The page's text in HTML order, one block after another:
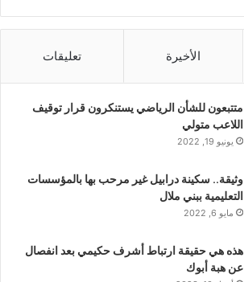
الأخيرة تعليقات
متتبعون للشأن الرياضي يستنكرون قرار توقيف
اللاعب متولي
يونيو 19, 2022
وثيقة.. سكينة درابيل غير مرحب بها بالمؤسسات
التعليمية ببني ملال
مايو 6, 2022
هذه هي حقيقة ارتباط أشرف حكيمي بعد انفصال
عن هبة أبوك